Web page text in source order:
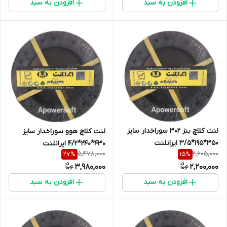
افزودن به سبد افزودن به سبد
لنت کلاچ بنز 302 سوراخدار سایز
350*195*3/5 ایرانلنت
2,605,000
15%
2,200,000
افزودن به سبد
لنت کلاچ هوو سوراخدار سایز
430*240*4/2 ایرانلنت
5,478,000
27%
3,980,000
افزودن به سبد